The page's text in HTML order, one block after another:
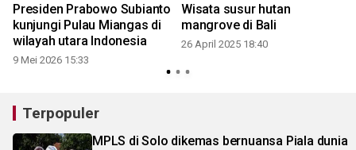
Presiden Prabowo Subianto
kunjungi Pulau Miangas di
wilayah utara Indonesia
9 Mei 2026 15:33
Wisata susur hutan
mangrove di Bali
26 April 2025 18:40
Terpopuler
MPLS di Solo dikemas bernuansa Piala dunia